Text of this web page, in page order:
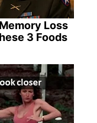
Loss
3 Foods